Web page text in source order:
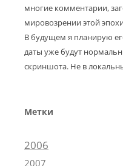
многие комментарии,
мировозрении этой
В будущем я планирую
даты уже будут
скриншота. Не в
Метки
2006
2007